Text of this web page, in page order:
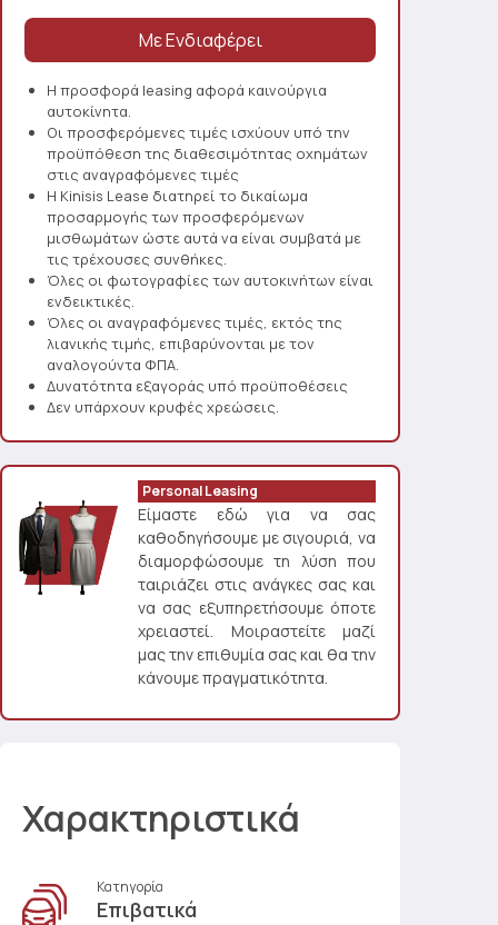
Η προσφορά leasing αφορά καινούργια
αυτοκίνητα.
Οι προσφερόμενες τιμές ισχύουν υπό την
προϋπόθεση της διαθεσιμότητας οχημάτων
στις αναγραφόμενες τιμές
Η Kinisis Lease διατηρεί το δικαίωμα
προσαρμογής των προσφερόμενων
μισθωμάτων ώστε αυτά να είναι συμβατά με
τις τρέχουσες συνθήκες.
Όλες οι φωτογραφίες των αυτοκινήτων είναι
ενδεικτικές.
Όλες οι αναγραφόμενες τιμές, εκτός της
λιανικής τιμής, επιβαρύνονται με τον
αναλογούντα ΦΠΑ.
Δυνατότητα εξαγοράς υπό προϋποθέσεις
Δεν υπάρχουν κρυφές χρεώσεις.
Personal Leasing
Είμαστε εδώ για να σας
καθοδηγήσουμε με σιγουριά, να
διαμορφώσουμε τη λύση που
ταιριάζει στις ανάγκες σας και
να σας εξυπηρετήσουμε όποτε
χρειαστεί. Μοιραστείτε μαζί
μας την επιθυμία σας και θα την
κάνουμε πραγματικότητα.
Χαρακτηριστικά
Κατηγορία
Επιβατικά